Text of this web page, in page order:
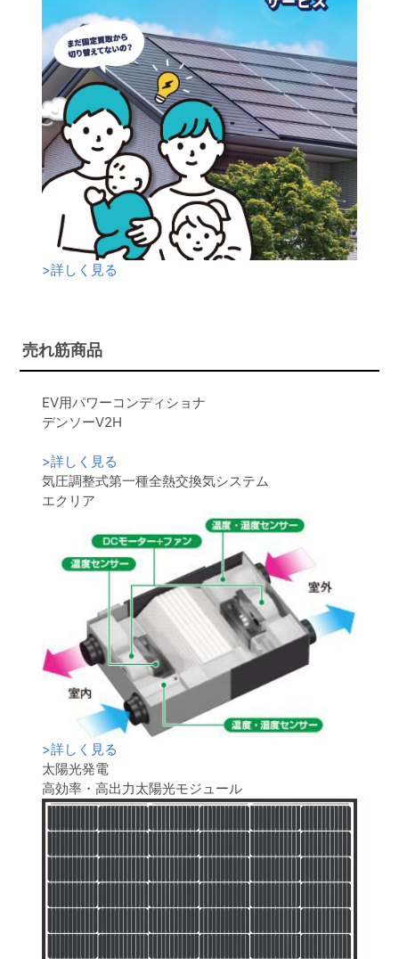
>詳しく見る
売れ筋商品
EV用パワーコンディショナ
デンソーV2H
>詳しく見る
気圧調整式第一種全熱交換気システム
エクリア
>詳しく見る
太陽光発電
高効率・高出力太陽光モジュール